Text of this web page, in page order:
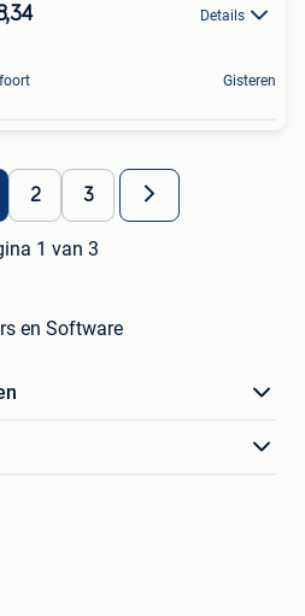
Details
Gisteren
2 3
1 van 3
en Software